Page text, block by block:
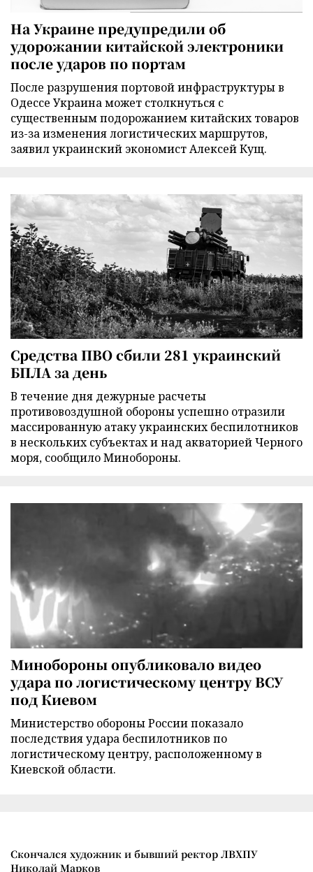
На Украине предупредили об
удорожании китайской электроники
после ударов по портам
После разрушения портовой инфраструктуры в
Одессе Украина может столкнуться с
существенным подорожанием китайских товаров
из-за изменения логистических маршрутов,
заявил украинский экономист Алексей Кущ.
Средства ПВО сбили 281 украинский
БПЛА за день
В течение дня дежурные расчеты
противовоздушной обороны успешно отразили
массированную атаку украинских беспилотников
в нескольких субъектах и над акваторией Черного
моря, сообщило Минобороны.
Минобороны опубликовало видео
удара по логистическому центру ВСУ
под Киевом
Министерство обороны России показало
последствия удара беспилотников по
логистическому центру, расположенному в
Киевской области.
Скончался художник и бывший ректор ЛВХПУ
Николай Марков